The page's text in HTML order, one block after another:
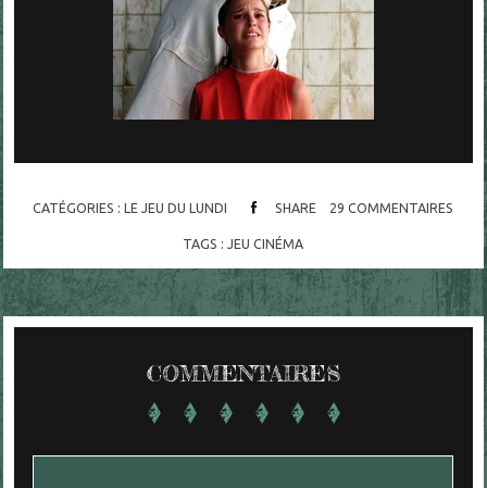
CATÉGORIES : LE JEU DU LUNDI SHARE 29 COMMENTAIRES
TAGS : JEU CINÉMA
COMMENTAIRES